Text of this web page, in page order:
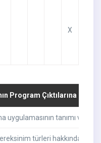
X
Program Çıktılarına Katkısı
uygulamasının tanımı ve ve
türleri hakkında bilgi